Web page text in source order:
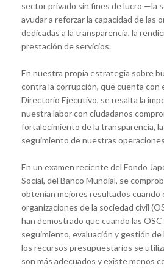
sector privado sin fines de lucro —la
ayudar a reforzar la capacidad de las
dedicadas a la transparencia, la
prestación de servicios.
En nuestra propia estrategia sobre
contra la corrupción, que cuenta con
Directorio Ejecutivo, se resalta la
nuestra labor con ciudadanos
fortalecimiento de la transparencia,
seguimiento de nuestras
En un examen reciente del Fondo
Social, del Banco Mundial, se
obtenían mejores resultados cuando
organizaciones de la sociedad civil
han demostrado que cuando las
seguimiento, evaluación y gestión
los recursos presupuestarios se
son más adecuados y existe menos